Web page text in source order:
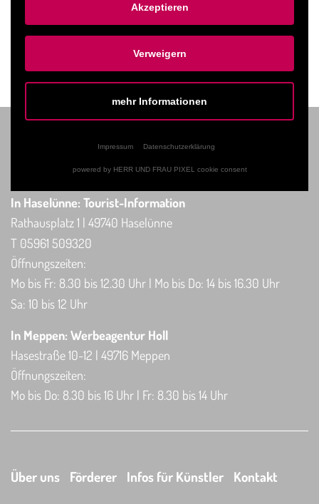
ZURÜCK ZUM PROGRAMM
TICKET-VORVERKAUF
In Haselünne: Tourist-Information
Rathausplatz 1 | 49740 Haselünne
T 05961 509320
Öffnungszeiten:
Mo bis Fr: 8.30 bis 12.30 Uhr | Mo bis Do: 14 bis 16.30 Uhr
Sa: 10 bis 12 Uhr
In Meppen: Werbeagentur Holl
Hasestraße 10-12 | 49716 Meppen
Öffnungszeiten:
Mo bis Do: 8.30 bis 16 Uhr | Fr: 8.30 bis 14 Uhr
Über uns Förderer Infos für Künstler Kontakt
Akzeptieren
Verweigern
mehr Informationen
Impressum Datenschutzerklärung
powered by HERR UND FRAU PIXEL cookie consent